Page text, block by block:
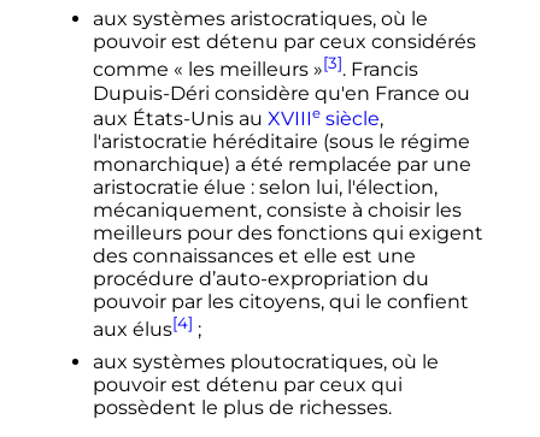
aux systèmes aristocratiques, où le
pouvoir est détenu par ceux considérés
comme « les meilleurs »[3]. Francis
Dupuis-Déri considère qu'en France ou
aux États-Unis au XVIIIesiècle,
l'aristocratie héréditaire (sous le régime
monarchique) a été remplacée par une
aristocratie élue : selon lui, l'élection,
mécaniquement, consiste à choisir les
meilleurs pour des fonctions qui exigent
des connaissances et elle est une
procédure d’auto-expropriation du
pouvoir par les citoyens, qui le confient
aux élus[4] ;
aux systèmes ploutocratiques, où le
pouvoir est détenu par ceux qui
possèdent le plus de richesses.